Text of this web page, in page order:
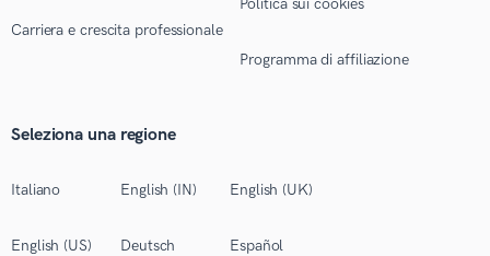
Carriera e crescita professionale
Programma di affiliazione
Seleziona una regione
Italiano English (IN) English (UK)
English (US) Deutsch Español